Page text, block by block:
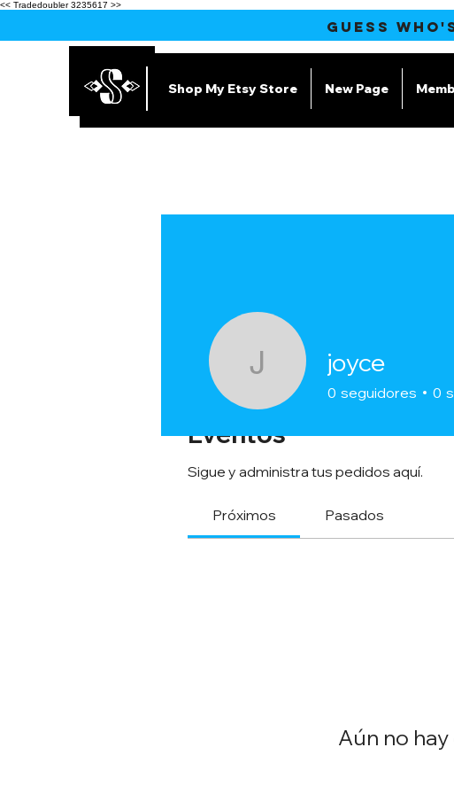
<< Tradedoubler 3235617 >>
GUESS
Shop My Etsy Store New Page
Eventos
Sigue y administra tus pedidos aquí.
Próximos Pasados
Aún no
joycejoyce
0 seguidores 0